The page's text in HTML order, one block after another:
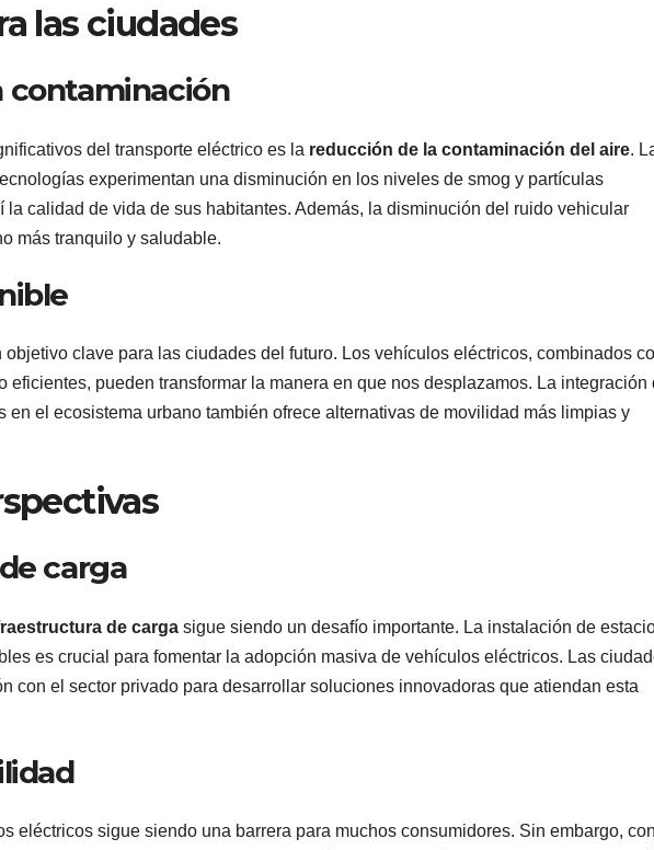
las ciudades
contaminación
del transporte eléctrico es la reducción de la contaminación del aire.
experimentan una disminución en los niveles de smog y partículas
la calidad de vida de sus habitantes. Además, la disminución del ruido vehicular
más tranquilo y saludable.
clave para las ciudades del futuro. Los vehículos eléctricos, combinados
eficientes, pueden transformar la manera en que nos desplazamos. La integración
en el ecosistema urbano también ofrece alternativas de movilidad más limpias y
carga
de carga sigue siendo un desafío importante. La instalación de
es crucial para fomentar la adopción masiva de vehículos eléctricos. Las
con el sector privado para desarrollar soluciones innovadoras que atiendan esta
eléctricos sigue siendo una barrera para muchos consumidores. Sin embargo,